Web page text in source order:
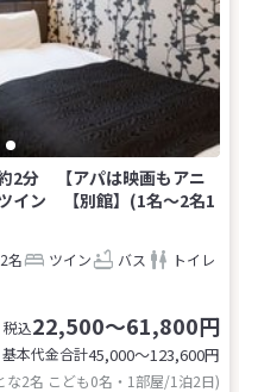
2分 【アパは映画もアニ
ン 【別館】(1名～2名1
名 ツイン バス
トイレ
税込22,500～61,800円
基本代金合計45,000〜123,600円
な2名 こども0名・1部屋/1泊2日)